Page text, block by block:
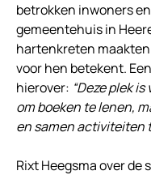
betrokken inwoners
gemeentehuis in
hartenkreten
voor hen betekent.
hierover: “Deze plek
om boeken te lenen,
en samen activiteiten
Rixt Heegsma over